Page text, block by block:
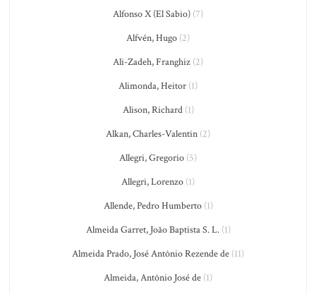
Alfonso X (El Sabio) (7)
Alfvén, Hugo (2)
Ali-Zadeh, Franghiz (2)
Alimonda, Heitor (1)
Alison, Richard(1)
Alkan, Charles-Valentin (2)
Allegri, Gregorio (5)
Allegri, Lorenzo (1)
Allende, Pedro Humberto(1)
Almeida Garret, João Baptista S. L.(1)
Almeida Prado, José Antônio Rezende de (11)
Almeida, Antônio José de (1)